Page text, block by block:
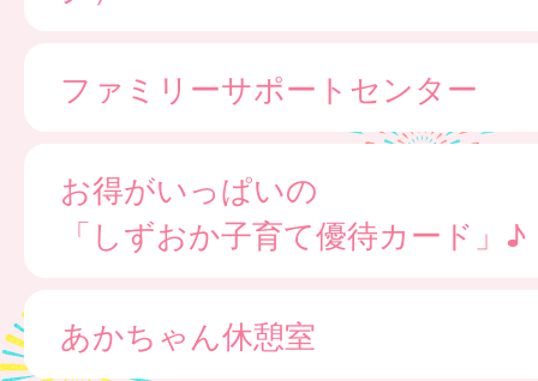
ファミリーサポートセンター
お得がいっぱいの
「しずおか子育て優待カード」♪
あかちゃん休憩室